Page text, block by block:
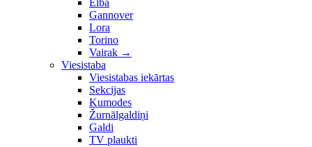
Elba
Gannover
Lora
Torino
Vairak →
Viesistaba
Viesistabas iekārtas
Sekcijas
Kumodes
Žurnālgaldiņi
Galdi
TV plaukti